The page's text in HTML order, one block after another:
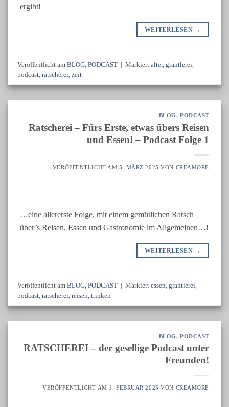
ergibt!
WEITERLESEN →
Veröffentlicht amBLOG,PODCAST Markiertalter,grantlerei,
podcast,ratscherei,zeit
BLOG,PODCAST
Ratscherei – Fürs Erste, etwas übers Reisen
und Essen! – Podcast Folge 1
VERÖFFENTLICHT AM 5. MÄRZ 2025 VON CREAMORE
…eine allererste Folge, mit einem gemütlichen Ratsch
über’s Reisen, Essen und Gastronomie im Allgemeinen…!
WEITERLESEN →
Veröffentlicht amBLOG,PODCAST Markiertessen,grantlerei,
podcast,ratscherei,reisen,trinken
BLOG,PODCAST
RATSCHEREI – der gesellige Podcast unter
Freunden!
VERÖFFENTLICHT AM 1. FEBRUAR 2025 VON CREAMORE